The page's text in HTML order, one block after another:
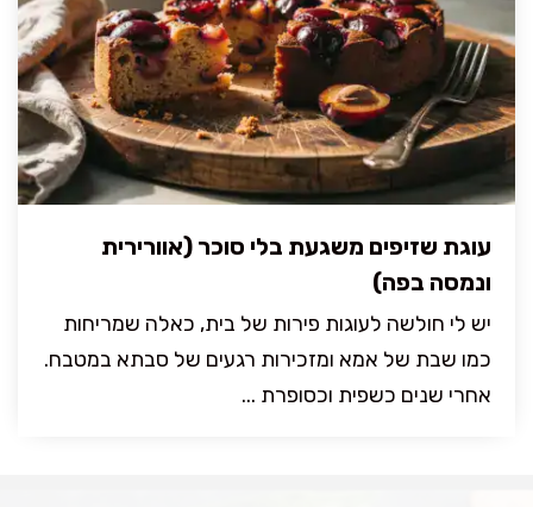
עוגת שזיפים משגעת בלי סוכר (אוורירית
ונמסה בפה)
יש לי חולשה לעוגות פירות של בית, כאלה שמריחות
כמו שבת של אמא ומזכירות רגעים של סבתא במטבח.
אחרי שנים כשפית וכסופרת ...